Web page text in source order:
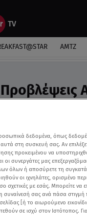
ΑΜΤΖ
δεδομένα, όπως
στη συσκευή σας. Αν
προκειμένου να
οι συνεργάτες μας
όλων ή αποσύρετε τη
οι ιχνηλάτες, ορισμένο
σχετικές με εσάς. Μπορείτε
συναίνεσή σας ανά πάσα
[ή το αιωρούμενο
σε ισχύ στον Ιστότοπος.